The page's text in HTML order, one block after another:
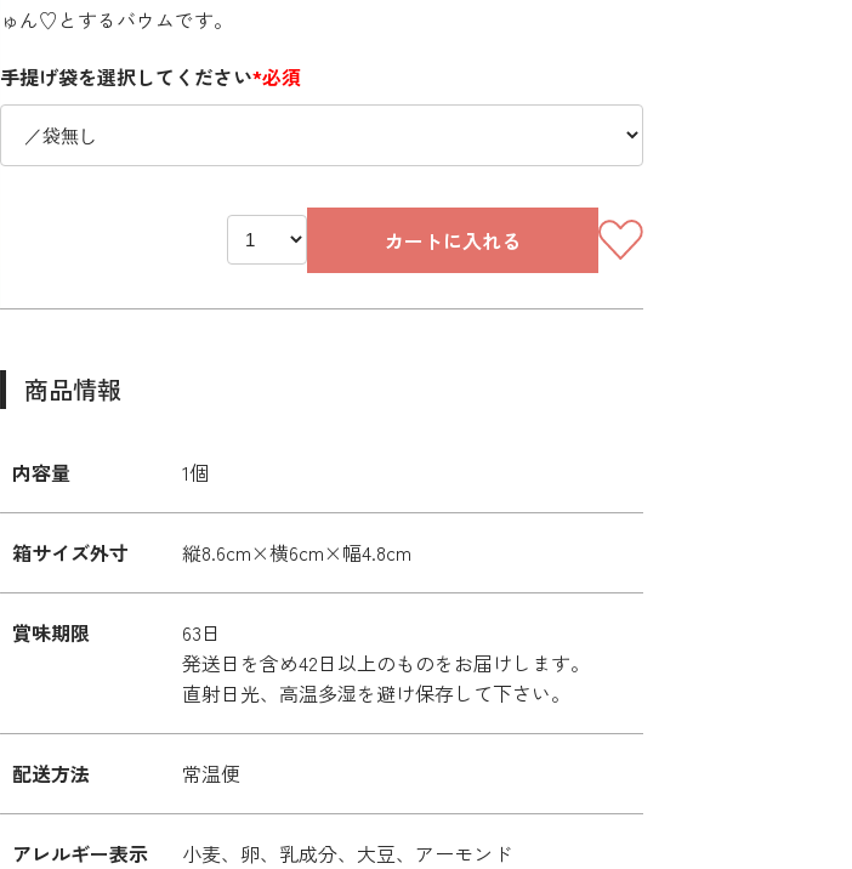
ゅん♡とするバウムです。
手提げ袋を選択してください*必須
カートに入れる
商品情報
内容量 1個
箱サイズ外寸 縦8.6cm×横6cm×幅4.8cm
賞味期限
63日
発送日を含め42日以上のものをお届けします。
直射日光、高温多湿を避け保存して下さい。
配送方法 常温便
アレルギー表示 小麦、卵、乳成分、大豆、アーモンド